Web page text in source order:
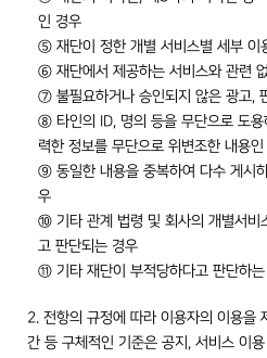
인 경우
⑤ 재단이 정한 개별 서비스별 세부 이
⑥ 재단에서 제공하는 서비스와 관련
⑦ 불필요하거나 승인되지 않은 광고,
⑧ 타인의 ID, 명의 등을 무단으로 도용
력한 정보를 무단으로 위변조한 내용
⑨ 동일한 내용을 중복하여 다수 게시
우
⑩ 기타 관계 법령 및 회사의 개별서비
고 판단되는 경우
⑪ 기타 재단이 부적당하다고 판단하
2. 전항의 규정에 따라 이용자의 이용을
간 등 구체적인 기준은 공지, 서비스 이